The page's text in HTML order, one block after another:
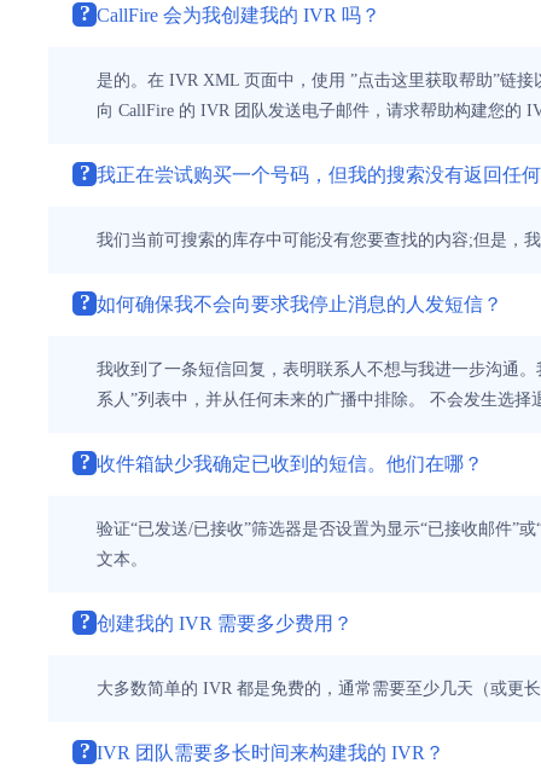
? CallFire 会为我创建我的 IVR 吗？
是的。在 IVR XML 页面中，使用 ”点击这里获取帮助”链
向 CallFire 的 IVR 团队发送电子邮件，请求帮助构建您的
? 我正在尝试购买一个号码，但我的搜索没有返回任
我们当前可搜索的库存中可能没有您要查找的内容;但是，
? 如何确保我不会向要求我停止消息的人发短信？
我收到了一条短信回复，表明联系人不想与我进一步沟通
系人”列表中，并从任何未来的广播中排除。 不会发生选择
? 收件箱缺少我确定已收到的短信。他们在哪？
验证“已发送/已接收”筛选器是否设置为显示“已接收邮件”
文本。
? 创建我的 IVR 需要多少费用？
大多数简单的 IVR 都是免费的，通常需要至少几天（或更
? IVR 团队需要多长时间来构建我的 IVR？